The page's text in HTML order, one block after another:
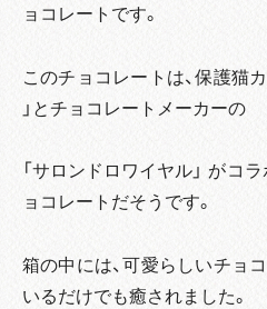
ョコレートです。
このチョコレートは、保護猫
」とチョコレートメーカーの
「サロンドロワイヤル」 がコ
ョコレートだそうです。
箱の中には、可愛らしいチョ
いるだけでも癒されました。